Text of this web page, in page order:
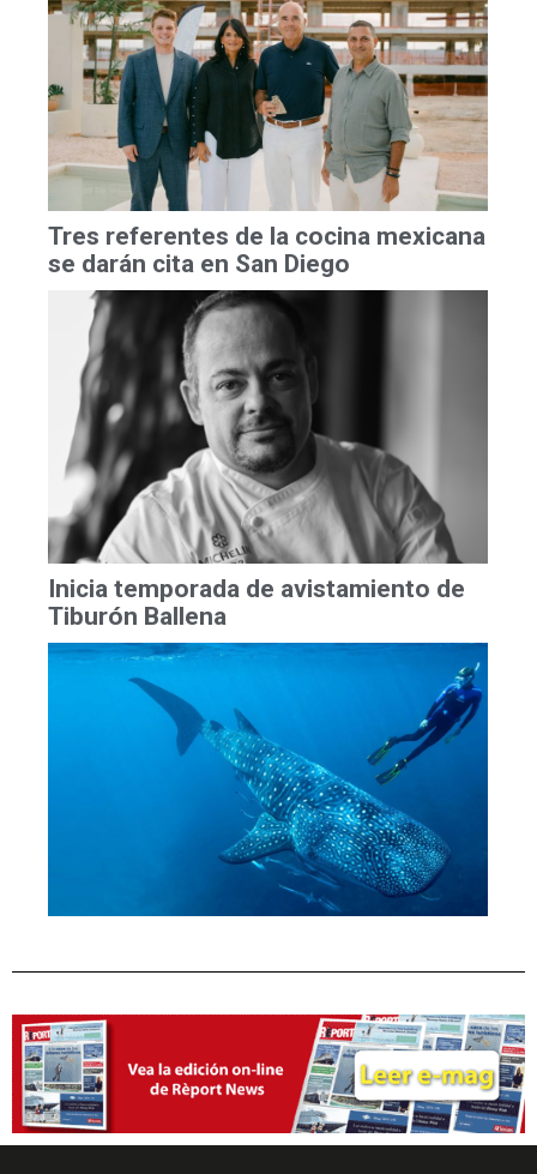
Tres referentes de la cocina mexicana
se darán cita en San Diego
Inicia temporada de avistamiento de
Tiburón Ballena